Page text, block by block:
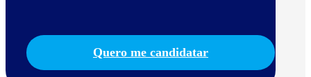
Quero me candidatar